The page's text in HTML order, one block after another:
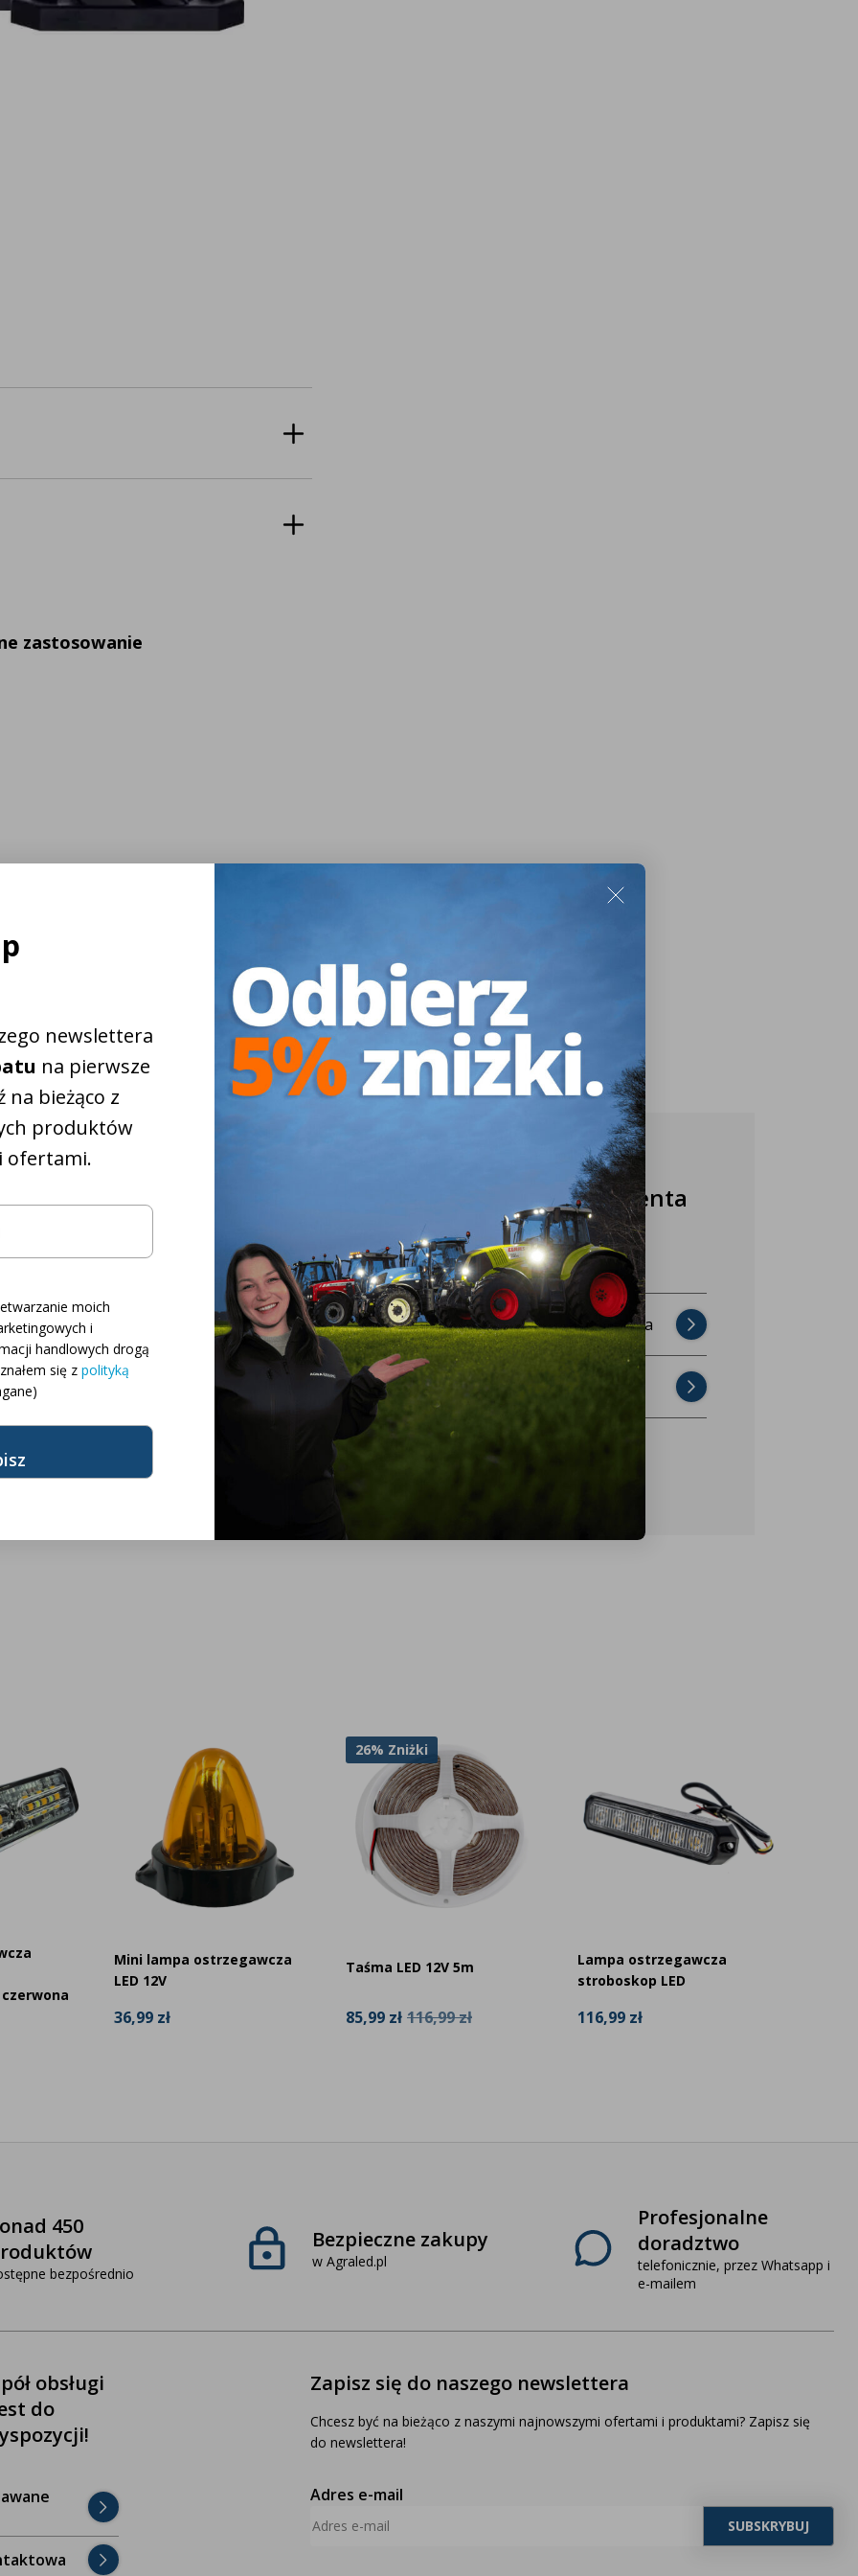
zastosowanie
do
konfiguracji
modeli
Nasza obsługa klienta
jest do Twojej
dyspozycji!
Najczęściej zadawane pytania
Skontaktuj się z nami
Mini lampa ostrzegawcza
LED 12V
36,99 zł
26% Zniżki
Taśma LED 12V 5m
85,99 zł 116,99 zł
Lampa ostrzegawcza
stroboskop LED
116,99 zł
450
bezpośrednio
Bezpieczne zakupy
w Agraled.pl
Profesjonalne
doradztwo
telefonicznie, przez Whatsapp i
e-mailem
obsługi
do
Zapisz się do naszego newslettera
Chcesz być na bieżąco z naszymi najnowszymi ofertami i produktami? Zapisz się
do newslettera!
Adres e-mail
newslettera
na pierwsze
na bieżąco z
produktów
ofertami.
moich
i
handlowych drogą
się z polityką